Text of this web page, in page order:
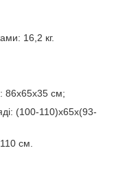
16,2 кг.
86x65x35 см;
(100-110)x65x(93-
см.